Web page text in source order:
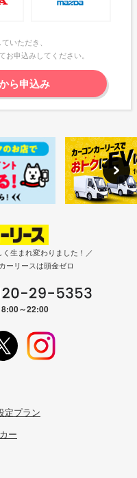
いただき、
申込みしてください。
ら申込み
生まれ変わりました！／
ーリースは頭金ゼロ
～22:00
定プラン
ー